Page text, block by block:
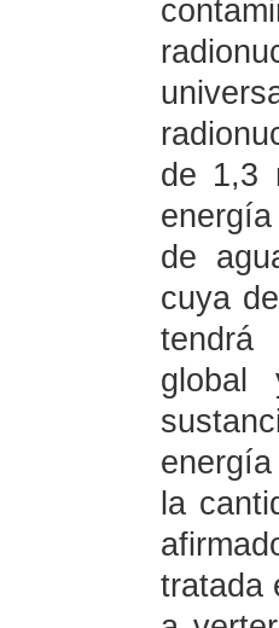
de 1,3
de
cuya
tendrá
global
la
tratada